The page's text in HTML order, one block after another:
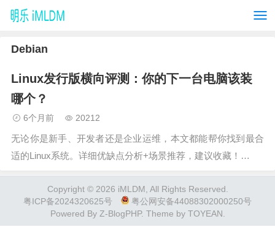
Debian
Linux发行版横向评测：你的下一台电脑该装
哪个？
6个月前 20212
无论你是新手、开发者还是企业运维，本文都能帮你找到最合
适的Linux系统。详细优缺点分析+场景推荐，建议收藏！…
Copyright © 2026 iMLDM, All Rights Reserved.
粤ICP备2024320625号
粤公网安备44088302000250号
Powered By Z-BlogPHP. Theme by TOYEAN